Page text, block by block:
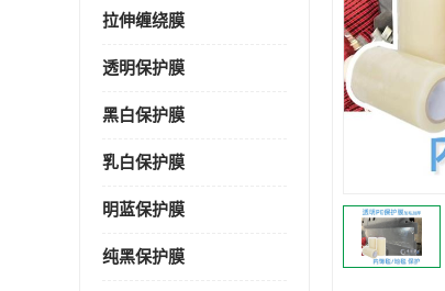
拉伸缠绕膜
透明保护膜
黑白保护膜
乳白保护膜
明蓝保护膜
纯黑保护膜